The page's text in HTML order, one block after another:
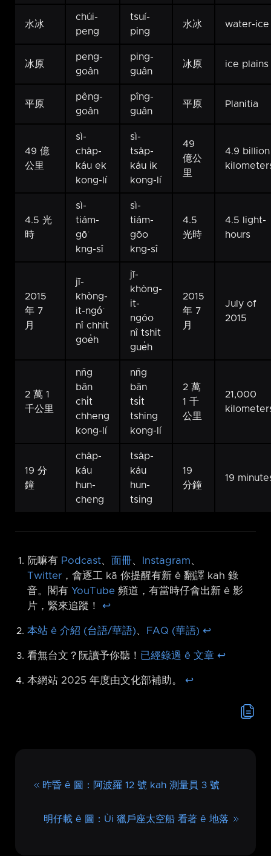
水冰
chúi-
peng
tsuí-
ping
水冰 water-ice
冰原
peng-
goân
ping-
guân
冰原 ice plains
平原
pêng-
goân
pîng-
guân
平原 Planitia
49 億
公里
sì-
cha̍p-
káu ek
kong-lí
sì-
tsa̍p-
káu ik
kong-lí
49
億公
里
4.9 billion
4.5 光
時
sì-
tiám-
gō͘
kng-sî
sì-
tiám-
gōo
kng-sî
4.5
光時
4.5 light-
hours
2015
年 7
月
jī-
khòng-
it-ngó͘
nî chhit
goe̍h
jī-
khòng-
it-
ngóo
nî tshit
gue̍h
2015
年 7
月
July of
2015
2 萬 1
千公里
nn̄g
bān
chi̍t
chheng
kong-lí
nn̄g
bān
tsi̍t
tshing
kong-lí
2 萬
1 千
公里
21,000
19 分
鐘
cha̍p-
káu
hun-
cheng
tsa̍p-
káu
hun-
tsing
19
分鐘
19
阮嘛有 Podcast、 面冊、 Instagram、
Twitter ，會逐工 kā 你提醒有新 ê 翻譯 kah 錄
音。閣有 YouTube 頻道，有當時仔會出新 ê 影
片，緊來追蹤！ ↩︎
本站 ê 介紹 (台語/華語)、 FAQ (華語) ↩︎
看無台文？阮讀予你聽！ 已經錄過 ê 文章 ↩︎
本網站 2025 年度由文化部補助。 ↩︎
昨昏 ê 圖：阿波羅 12 號 kah 測量員 3 號
明仔載 ê 圖：Ùi 獵戶座太空船 看著 ê 地落